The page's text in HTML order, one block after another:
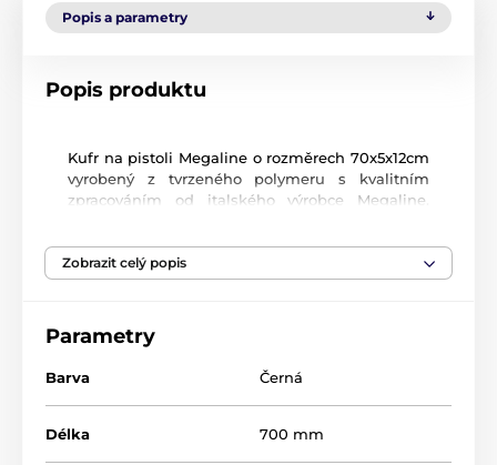
Popis a parametry
Popis produktu
Kufr na pistoli Megaline o rozměrech 70x5x12cm
vyrobený z tvrzeného polymeru s kvalitním
zpracováním od italského výrobce Megaline.
vložkou se strukturou tzv. žraločí čelisti, která
zabraňuje pohybu zbraně. Kufr má dvě
zacvakávací packy a panty jsou pro větší
Zobrazit celý popis
Parametry
Barva Černá
Délka 700 mm